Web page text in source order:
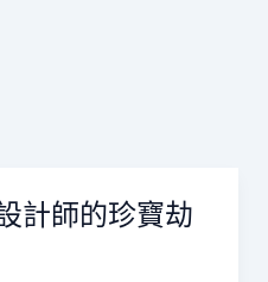
計師的珍寶劫